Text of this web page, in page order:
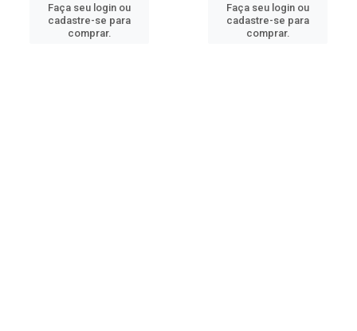
Faça seu login ou
cadastre-se para
comprar.
Faça seu login ou
cadastre-se para
comprar.